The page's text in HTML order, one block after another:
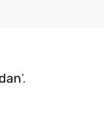
‘.